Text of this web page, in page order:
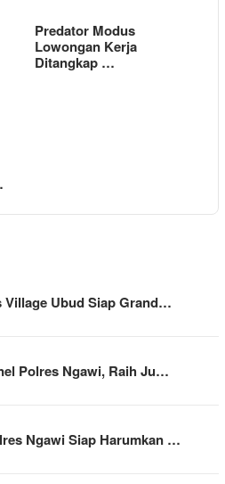
Predator Modus
Lowongan Kerja
Ditangkap …
Village Ubud Siap Grand…
Polres Ngawi, Raih Ju…
Ngawi Siap Harumkan …